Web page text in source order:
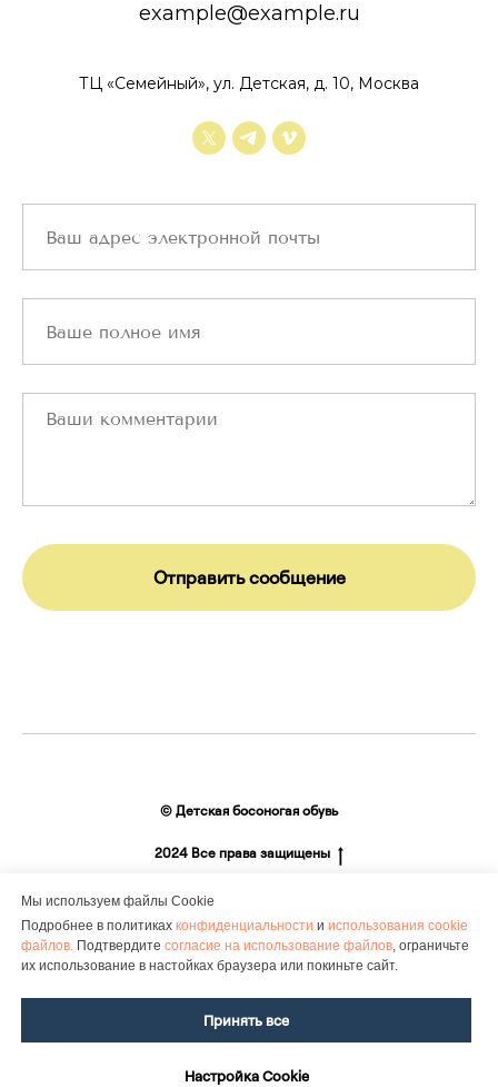
example@example.ru
ТЦ «Семейный», ул. Детская, д. 10, Москва
Отправить сообщение
© Детская босоногая обувь
2024 Все права защищены
©2024-2025. Bootini. Все права защищены
Договор оферты
ИП Колесникова Е.А.
Мы используем файлы Сookie
Подробнее в политиках конфиденциальности и использования cookie
файлов. Подтвердите согласие на использование файлов, ограничьте
их использование в настойках браузера или покиньте сайт.
Принять все
Настройка Сookie